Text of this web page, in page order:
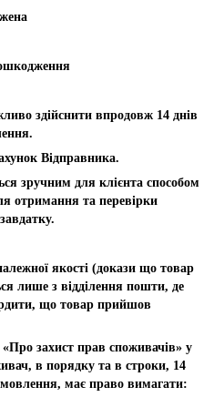
здійснити впродовж 14 днів
Відправника.
зручним для клієнта способом
отримання та перевірки
якості (докази що товар
лише з відділення пошти, де
що товар прийшов
«Про захист прав споживачів» у
в порядку та в строки, 14
має право вимагати: